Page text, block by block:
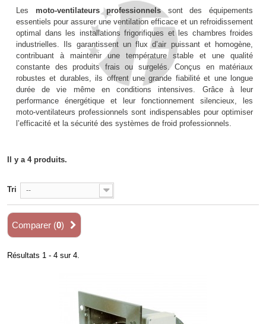
Les moto-ventilateurs professionnelssont des équipements
essentiels pour assurer une ventilation efficace et un refroidissement
optimal dans les installations frigorifiques et les chambres froides
industrielles. Ils garantissent un flux d’air puissant et homogène,
contribuant à maintenir une température stable et une qualité
constante des produits frais ou surgelés. Conçus en matériaux
robustes et durables, ils offrent une grande fiabilité et une longue
durée de vie même en conditions intensives. Grâce à leur
performance énergétique et leur fonctionnement silencieux, les
moto-ventilateurs professionnels sont indispensables pour optimiser
l’efficacité et la sécurité des systèmes de froid professionnels.
Il y a 4 produits.
Tri --
Comparer (0)
Résultats 1 - 4 sur 4.